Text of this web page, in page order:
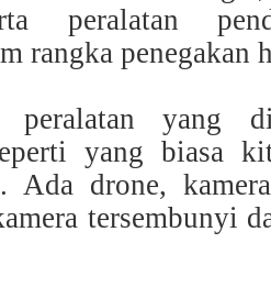
peralatan
rangka penegakan
peralatan yang
yang biasa
Ada drone,
tersembunyi